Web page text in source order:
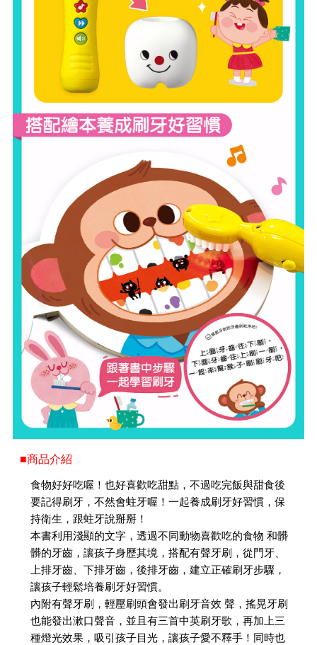
■商品介紹
食物好好吃喔！也好喜歡吃甜點，不過吃完飯與甜食後
要記得刷牙，不然會蛀牙喔！一起養成刷牙好習慣，保
持衛生，跟蛀牙說掰掰！
本書利用淺顯的文字，透過不同動物喜歡吃的食物 和髒
髒的牙齒，讓孩子身歷其境，搭配有聲牙刷，從門牙、
上排牙齒、下排牙齒，後排牙齒，建立正確刷牙步驟，
讓孩子輕鬆培養刷牙好習慣。
內附有聲牙刷，輕壓刷頭會發出刷牙音效 聲，搖晃牙刷
也能發出漱口聲音，並且有三首中英刷牙歌，再加上三
種燈光效果，吸引孩子目光，讓孩子愛不釋手！同時也